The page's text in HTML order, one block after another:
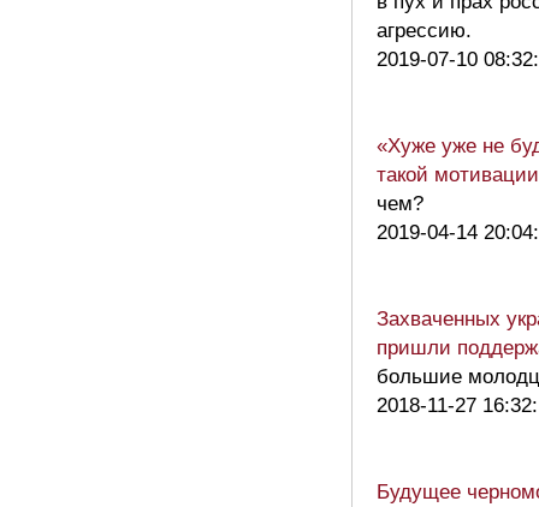
агрессию.
2019-07-10
«Хуже уже не
такой
чем?
2019-04-14
Захваченных
пришли
большие
2018-11-27
Будущее